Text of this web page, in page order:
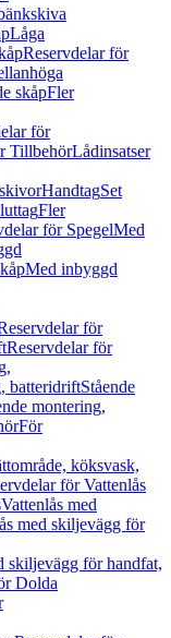
Låga
Reservdelar för
skåpFler
för
TillbehörLådinsatser
HandtagSet
Fler
för SpegelMed
Med inbyggd
för
Reservdelar för
batteridriftStående
montering,
För
köksvask,
för Vattenlås
Vattenlås med
med skiljevägg för
skiljevägg för handfat,
Dolda